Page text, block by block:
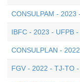
CONSULPAM -
IBFC - 2023 - UFPB
CONSULPLAN -
FGV - 2022 - TJ-TO